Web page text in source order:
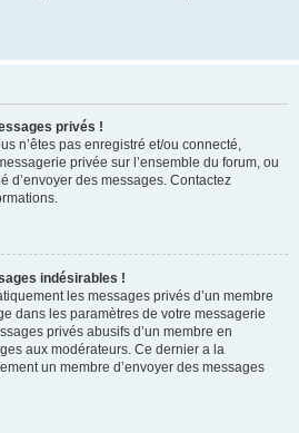
privés !
n’êtes pas enregistré et/ou connecté,
privée sur l’ensemble du forum, ou
d’envoyer des messages. Contactez
indésirables !
les messages privés d’un membre
dans les paramètres de votre messagerie
privés abusifs d’un membre en
aux modérateurs. Ce dernier a la
un membre d’envoyer des messages